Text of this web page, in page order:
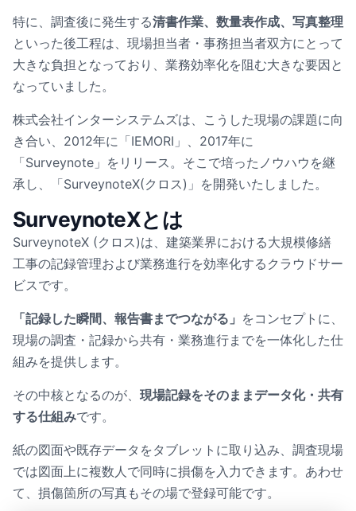
特に、調査後に発生する清書作業、数量表作成、写真整理
といった後工程は、現場担当者・事務担当者双方にとって
大きな負担となっており、業務効率化を阻む大きな要因と
なっていました。
株式会社インターシステムズは、こうした現場の課題に向
き合い、2012年に「IEMORI」、2017年に
「Surveynote」をリリース。そこで培ったノウハウを継
承し、「SurveynoteX(クロス)」を開発いたしました。
SurveynoteXとは
SurveynoteX (クロス)は、建築業界における大規模修繕
工事の記録管理および業務進行を効率化するクラウドサー
ビスです。
「記録した瞬間、報告書までつながる」 をコンセプトに、
現場の調査・記録から共有・業務進行までを一体化した仕
組みを提供します。
その中核となるのが、 現場記録をそのままデータ化・共有
する仕組みです。
紙の図面や既存データをタブレットに取り込み、調査現場
では図面上に複数人で同時に損傷を入力できます。あわせ
て、損傷箇所の写真もその場で登録可能です。